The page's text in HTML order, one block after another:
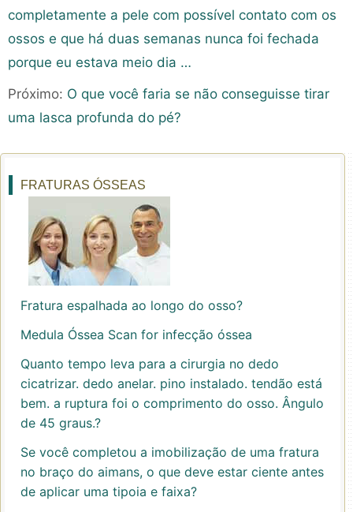
completamente a pele com possível contato com os
ossos e que há duas semanas nunca foi fechada
porque eu estava meio dia …
Próximo: O que você faria se não conseguisse tirar
uma lasca profunda do pé?
FRATURAS ÓSSEAS
Fratura espalhada ao longo do osso?
Medula Óssea Scan for infecção óssea
Quanto tempo leva para a cirurgia no dedo
cicatrizar. dedo anelar. pino instalado. tendão está
bem. a ruptura foi o comprimento do osso. Ângulo
de 45 graus.?
Se você completou a imobilização de uma fratura
no braço do aimans, o que deve estar ciente antes
de aplicar uma tipoia e faixa?